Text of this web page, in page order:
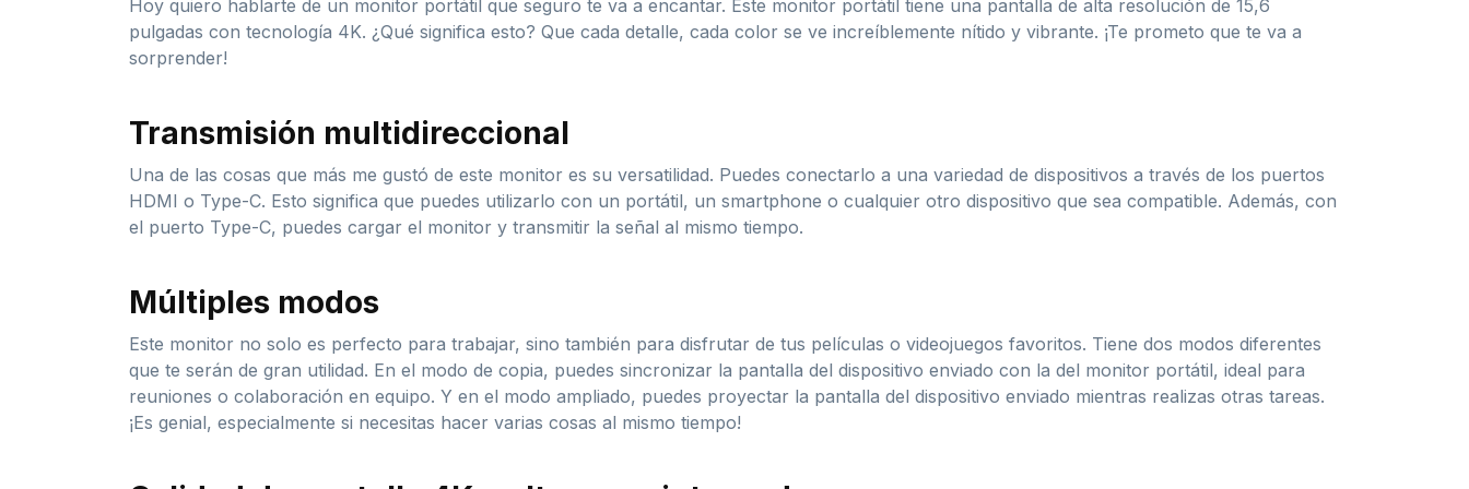
Hoy quiero hablarte de un monitor portátil que seguro te va a encantar. Este monitor portátil tiene una pantalla de alta resolución de 15,6
pulgadas con tecnología 4K. ¿Qué significa esto? Que cada detalle, cada color se ve increíblemente nítido y vibrante. ¡Te prometo que te va a
sorprender!
Transmisión multidireccional
Una de las cosas que más me gustó de este monitor es su versatilidad. Puedes conectarlo a una variedad de dispositivos a través de los puertos
HDMI o Type-C. Esto significa que puedes utilizarlo con un portátil, un smartphone o cualquier otro dispositivo que sea compatible. Además, con
el puerto Type-C, puedes cargar el monitor y transmitir la señal al mismo tiempo.
Múltiples modos
Este monitor no solo es perfecto para trabajar, sino también para disfrutar de tus películas o videojuegos favoritos. Tiene dos modos diferentes
que te serán de gran utilidad. En el modo de copia, puedes sincronizar la pantalla del dispositivo enviado con la del monitor portátil, ideal para
reuniones o colaboración en equipo. Y en el modo ampliado, puedes proyectar la pantalla del dispositivo enviado mientras realizas otras tareas.
¡Es genial, especialmente si necesitas hacer varias cosas al mismo tiempo!